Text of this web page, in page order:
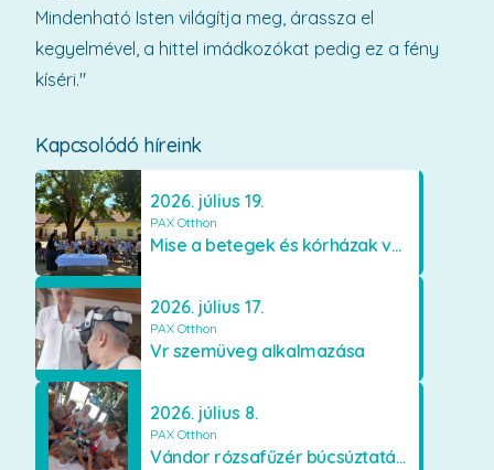
Kapcsolódó híreink
2026. július 19.
PAX Otthon
Mise a betegek és kórházak védőszentjének emlékére
2026. július 17.
PAX Otthon
Vr szemüveg alkalmazása
2026. július 8.
PAX Otthon
Vándor rózsafűzér búcsúztatása
Mindenható Isten világítja meg, árassza el
kegyelmével, a hittel imádkozókat pedig ez a fény
kíséri."